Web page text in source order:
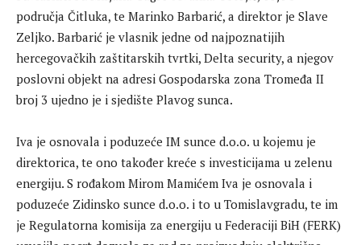
područja Čitluka, te Marinko Barbarić, a direktor je Slave
Zeljko. Barbarić je vlasnik jedne od najpoznatijih
hercegovačkih zaštitarskih tvrtki, Delta security, a njegov
poslovni objekt na adresi Gospodarska zona Tromeđa II
broj 3 ujedno je i sjedište Plavog sunca.
Iva je osnovala i poduzeće IM sunce d.o.o. u kojemu je
direktorica, te ono također kreće s investicijama u zelenu
energiju. S rođakom Mirom Mamićem Iva je osnovala i
poduzeće Zidinsko sunce d.o.o. i to u Tomislavgradu, te im
je Regulatorna komisija za energiju u Federaciji BiH (FERK)